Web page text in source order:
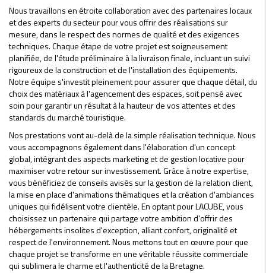
Nous travaillons en étroite collaboration avec des partenaires locaux
et des experts du secteur pour vous offrir des réalisations sur
mesure, dans le respect des normes de qualité et des exigences
techniques. Chaque étape de votre projet est soigneusement
planifiée, de l'étude préliminaire à la livraison finale, incluant un suivi
rigoureux de la construction et de l'installation des équipements.
Notre équipe s'investit pleinement pour assurer que chaque détail, du
choix des matériaux à l'agencement des espaces, soit pensé avec
soin pour garantir un résultat à la hauteur de vos attentes et des
standards du marché touristique.
Nos prestations vont au-delà de la simple réalisation technique. Nous
vous accompagnons également dans l'élaboration d'un concept
global, intégrant des aspects marketing et de gestion locative pour
maximiser votre retour sur investissement. Grâce à notre expertise,
vous bénéficiez de conseils avisés sur la gestion de la relation client,
la mise en place d'animations thématiques et la création d'ambiances
uniques qui fidélisent votre clientèle. En optant pour LACUBE, vous
choisissez un partenaire qui partage votre ambition d'offrir des
hébergements insolites d'exception, alliant confort, originalité et
respect de l'environnement. Nous mettons tout en œuvre pour que
chaque projet se transforme en une véritable réussite commerciale
qui sublimera le charme et l'authenticité de la Bretagne.